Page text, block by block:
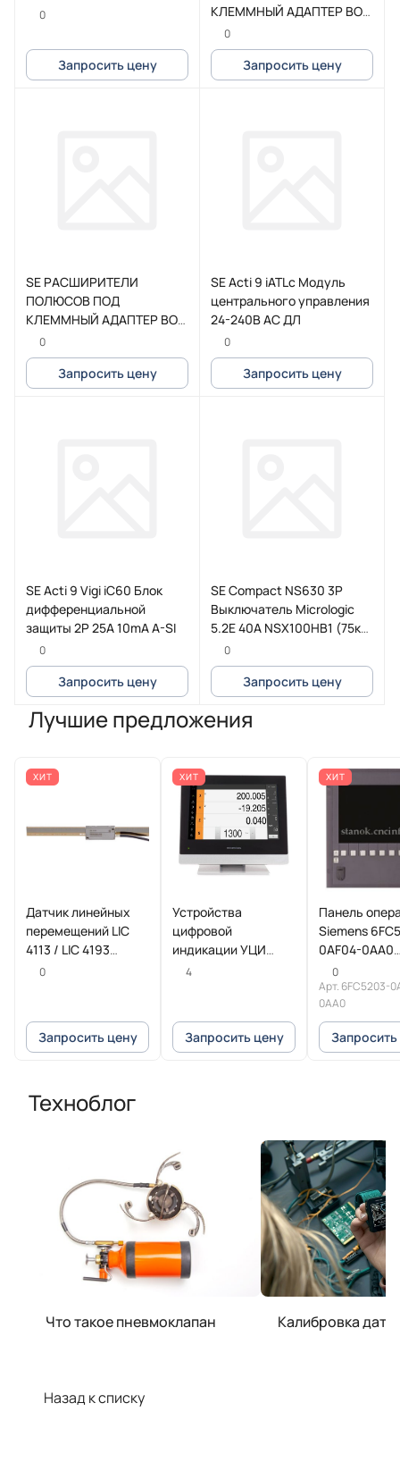
0
Запросить цену
КЛЕММНЫЙ АДАПТЕР BOX
3P TeSys G115-225
0
Запросить цену
SE РАСШИРИТЕЛИ
ПОЛЮСОВ ПОД
КЛЕММНЫЙ АДАПТЕР BOX
3P TeSys G265-500
0
Запросить цену
SE Acti 9 iATLc Модуль
центрального управления
24-240В АС ДЛ
0
Запросить цену
SE Acti 9 Vigi iC60 Блок
дифференциальной
защиты 2P 25A 10mA A-SI
0
Запросить цену
SE Compact NS630 3P
Выключатель Micrologic
5.2E 40A NSX100HB1 (75кА
при 690B)
0
Запросить цену
Лучшие предложения
ХИТ
Датчик линейных
перемещений LIC
4113 / LIC 4193
HEIDENHAIN
0
Запросить цену
ХИТ
Устройства
цифровой
индикации УЦИ
POSITIP 8016
4
Запросить цену
ХИТ
Панель
Siemens
0AF04-0AA0
SINUMERIK
0
Арт. 6FC5203-
0AA0
Техноблог
Что такое пневмоклапан Калибровка
Назад к списку